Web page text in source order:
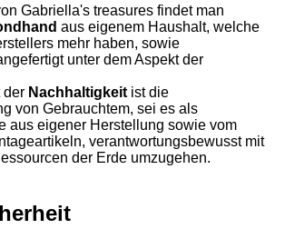
Gabriella's treasures findet man
aus eigenem Haushalt, welche
mehr haben, sowie
unter dem Aspekt der
der Nachhaltigkeit ist die
von Gebrauchtem, sei es als
aus eigener Herstellung sowie vom
verantwortungsbewusst mit
der Erde umzugehen.